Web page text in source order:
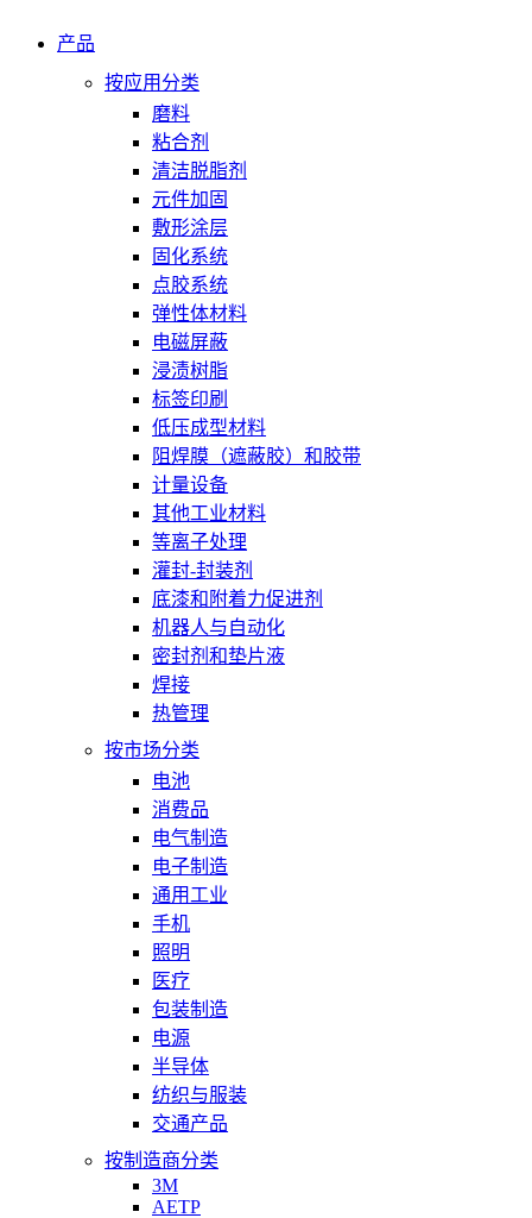
产品
按应用分类
磨料
粘合剂
清洁脱脂剂
元件加固
敷形涂层
固化系统
点胶系统
弹性体材料
电磁屏蔽
浸渍树脂
标签印刷
低压成型材料
阻焊膜（遮蔽胶）和胶带
计量设备
其他工业材料
等离子处理
灌封-封装剂
底漆和附着力促进剂
机器人与自动化
密封剂和垫片液
焊接
热管理
按市场分类
电池
消费品
电气制造
电子制造
通用工业
手机
照明
医疗
包装制造
电源
半导体
纺织与服装
交通产品
按制造商分类
3M
AETP